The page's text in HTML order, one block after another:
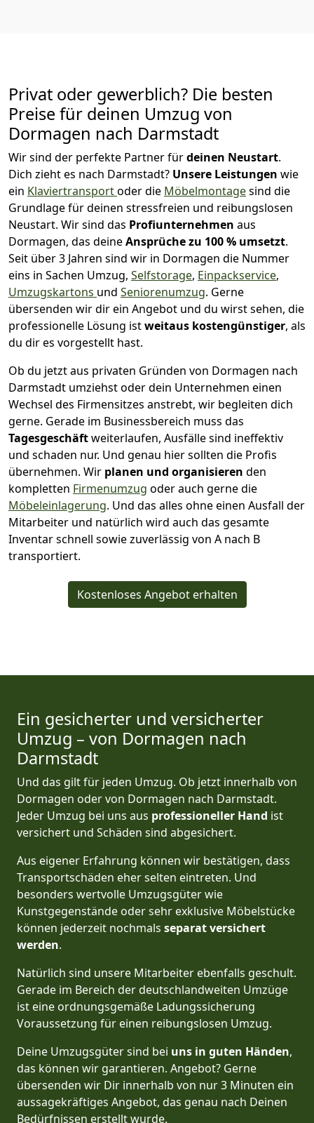
Privat oder gewerblich? Die besten
Preise für deinen Umzug von
Dormagen nach Darmstadt
Wir sind der perfekte Partner fürdeinen Neustart.
Dich zieht es nach Darmstadt? Unsere Leistungen wie
ein Klaviertransportoder die Möbelmontagesind die
Grundlage für deinen stressfreien und reibungslosen
Neustart. Wir sind das Profiunternehmen aus
Dormagen, das deineAnsprüche zu 100 % umsetzt.
Seit über 3 Jahren sind wir in Dormagen die Nummer
eins in Sachen Umzug, Selfstorage, Einpackservice,
Umzugskartons und Seniorenumzug. Gerne
übersenden wir dir ein Angebot und du wirst sehen, die
professionelle Lösung istweitaus kostengünstiger, als
du dir es vorgestellt hast.
Ob du jetzt aus privaten Gründen von Dormagen nach
Darmstadt umziehst oder dein Unternehmen einen
Wechsel des Firmensitzes anstrebt, wir begleiten dich
gerne. Gerade im Businessbereich muss das
Tagesgeschäftweiterlaufen, Ausfälle sind ineffektiv
und schaden nur. Und genau hier sollten die Profis
übernehmen. Wir planen und organisieren den
kompletten Firmenumzug oder auch gerne die
Möbeleinlagerung. Und das alles ohne einen Ausfall der
Mitarbeiter und natürlich wird auch das gesamte
Inventar schnell sowie zuverlässig von A nach B
transportiert.
Kostenloses Angebot erhalten
Ein gesicherter und versicherter
Umzug – von Dormagen nach
Darmstadt
Und das gilt für jeden Umzug. Ob jetzt innerhalb von
Dormagen oder von Dormagen nach Darmstadt.
Jeder Umzug bei uns aus professioneller Hand ist
versichert und Schäden sind abgesichert.
Aus eigener Erfahrung können wir bestätigen, dass
Transportschäden eher selten eintreten. Und
besonders wertvolle Umzugsgüter wie
Kunstgegenstände oder sehr exklusive Möbelstücke
können jederzeit nochmals separat versichert
werden.
Natürlich sind unsere Mitarbeiter ebenfalls geschult.
Gerade im Bereich der deutschlandweiten Umzüge
ist eine ordnungsgemäße Ladungssicherung
Voraussetzung für einen reibungslosen Umzug.
Deine Umzugsgüter sind bei uns in guten Händen,
das können wir garantieren. Angebot? Gerne
übersenden wir Dir innerhalb von nur 3 Minuten ein
aussagekräftiges Angebot, das genau nach Deinen
Bedürfnissen erstellt wurde.